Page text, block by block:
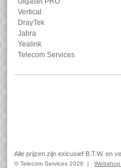
Vertical
DrayTek
Jabra
Yealink
Telecom Services
Alle prijzen zijn exlcusief B.T.W. en
© Telecom Services 2026 |